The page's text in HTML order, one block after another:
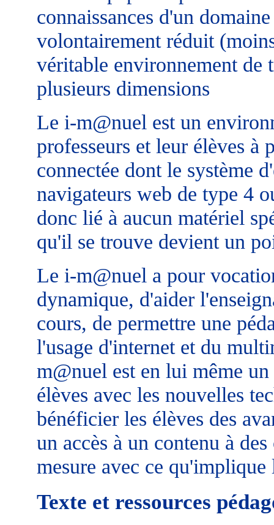
connaissances d'un
volontairement réduit
véritable environnement de
plusieurs dimensions
Le i-m@nuel est un
professeurs et leur élèves à
connectée dont le système
navigateurs web de type 4
donc lié à aucun matériel
qu'il se trouve devient un
Le i-m@nuel a pour
dynamique, d'aider
cours, de permettre une
l'usage d'internet et du
m@nuel est en lui même
élèves avec les nouvelles
bénéficier les élèves des
un accès à un contenu à
mesure avec ce
Texte et ressources